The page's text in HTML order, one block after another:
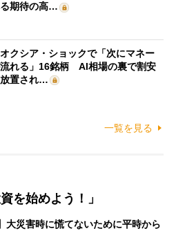
期待の高…
クシア・ショックで「次にマネー
れる」16銘柄 AI相場の裏で割安
置され…
一覧を見る
を始めよう！」
大災害時に慌てないために平時から